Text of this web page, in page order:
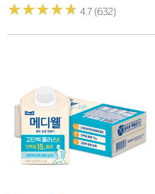
★★★★★
★★★★★ 4.7 (632)